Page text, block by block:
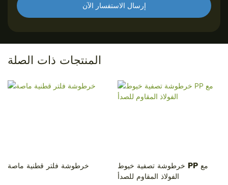
إرسال الاستفسار الآن
المنتجات ذات الصلة
خرطوشة فلتر قطنية ماصة
خرطوشة تصفية خيوط PP مع
الفولاذ المقاوم للصدأ